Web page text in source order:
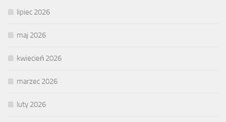
lipiec 2026
maj 2026
kwiecień 2026
marzec 2026
luty 2026